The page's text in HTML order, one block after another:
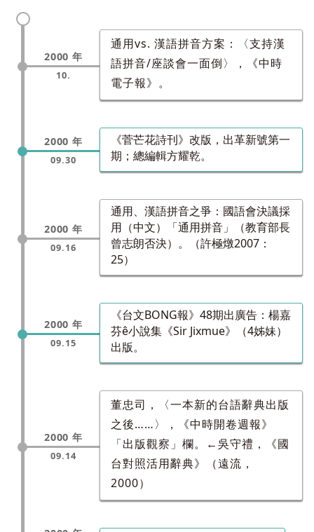
2000 年
10.
通用vs. 漢語拼音方案：〈支持漢
語拼音/座談會一面倒〉，《中時
電子報》。
2000 年
09.30
《菅芒花詩刊》改版，出革新號第一
期；總編輯方耀乾。
2000 年
09.16
通用、漢語拼音之爭：國語會決議採
用（中文）「通用拼音」（教育部長
曾志朗否決）。（許極燉2007：
25）
2000 年
09.15
《台文BONG報》48期出廣告：楊嘉
芬ê小說集《Sir Jixmue》（4姊妹）
出版。
2000 年
09.14
董忠司，〈一本新的台語辭典出版
之後……〉，《中時開卷週報》
「出版觀察」欄。←吳守禮，《國
台對照活用辭典》（遠流，
2000）